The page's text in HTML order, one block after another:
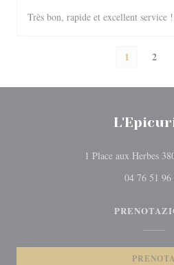
Très bon, rapide et excellent service !
1 2
1 Place aux Herbes
04 76 51 96
PRENOTA